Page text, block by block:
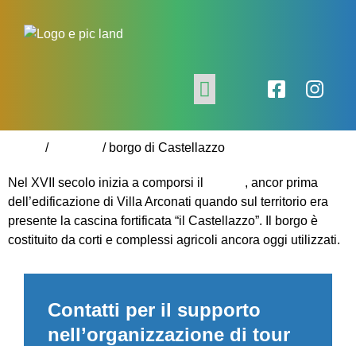
/ / borgo di Castellazzo
Nel XVII secolo inizia a comporsi il
, ancor prima
dell’edificazione di Villa Arconati quando sul territorio era
presente la cascina fortificata “il Castellazzo”. Il borgo è
costituito da corti e complessi agricoli ancora oggi utilizzati.
Contatti per il supporto
nell’organizzazione di tour